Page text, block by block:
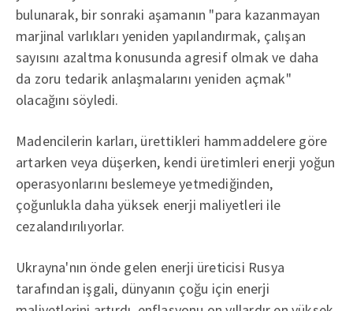
bulunarak, bir sonraki aşamanın "para kazanmayan
marjinal varlıkları yeniden yapılandırmak, çalışan
sayısını azaltma konusunda agresif olmak ve daha
da zoru tedarik anlaşmalarını yeniden açmak"
olacağını söyledi.
Madencilerin karları, ürettikleri hammaddelere göre
artarken veya düşerken, kendi üretimleri enerji yoğun
operasyonlarını beslemeye yetmediğinden,
çoğunlukla daha yüksek enerji maliyetleri ile
cezalandırılıyorlar.
Ukrayna'nın önde gelen enerji üreticisi Rusya
tarafından işgali, dünyanın çoğu için enerji